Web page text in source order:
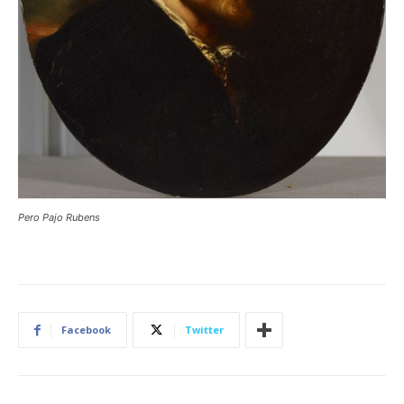
Pero Pajo Rubens
Facebook Twitter